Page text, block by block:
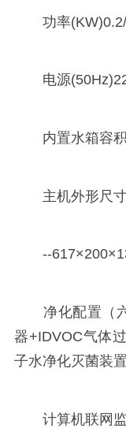
功率(KW)0.2/
电源
内置水箱容积
主机外形尺寸
--
净化配置（六
器+IDVOC气体
子水净化灭菌装
计算机联网监